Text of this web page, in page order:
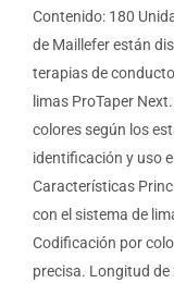
Contenido: 180
de Maillefer están
terapias de
limas ProTaper
colores según los
identificación y uso
Características
con el sistema de
Codificación por
precisa. Longitud